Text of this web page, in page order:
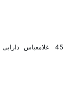
45 غلامعباس دارابی